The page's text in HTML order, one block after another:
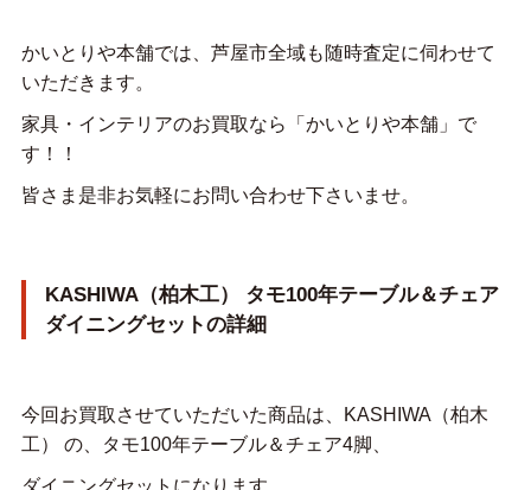
かいとりや本舗では、芦屋市全域も随時査定に伺わせて
いただきます。
家具・インテリアのお買取なら「かいとりや本舗」で
す！！
皆さま是非お気軽にお問い合わせ下さいませ。
KASHIWA（柏木工） タモ100年テーブル＆チェア
ダイニングセットの詳細
今回お買取させていただいた商品は、KASHIWA（柏木
工） の、タモ100年テーブル＆チェア4脚、